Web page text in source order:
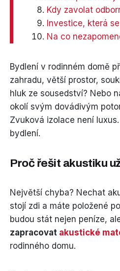
Kdy zavolat
Investice, která
Na co
Bydlení v rodinném domě
zahradu, větší prostor,
hluk ze sousedství? Nebo
okolí svým dovádivým
Zvuková izolace není
bydlení.
Proč řešit akustiku
Největší chyba? Nechat
stojí zdi a máte položené
budou stát nejen peníze,
zapracovat akustické
rodinného domu.